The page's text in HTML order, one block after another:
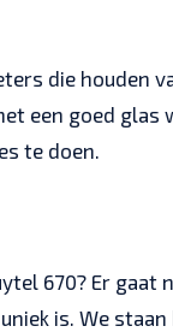
die houden
een goed
te doen.
670? Er
is. We